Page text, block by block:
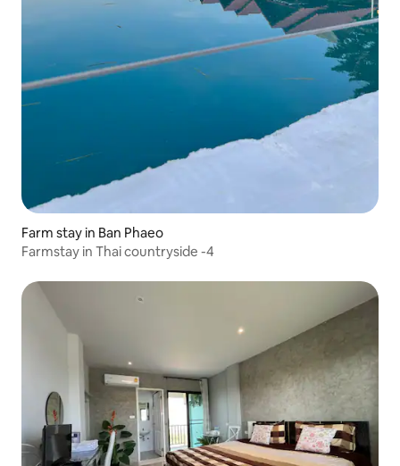
Farm stay in Ban Phaeo
Farmstay in Thai countryside -4